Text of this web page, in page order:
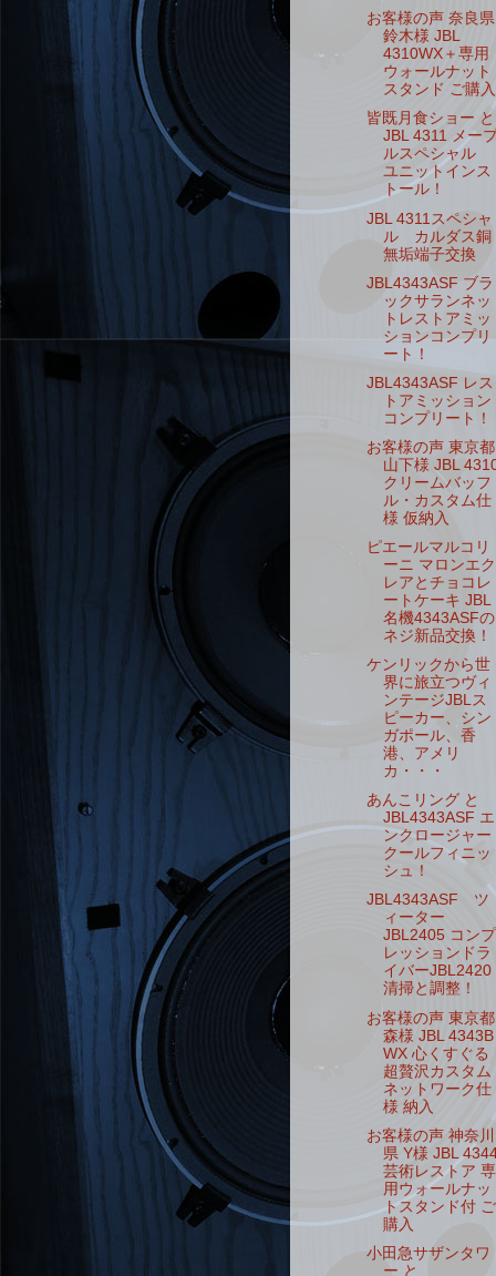
お客様の声 奈良県
鈴木様 JBL
4310WX＋専用
ウォールナット
スタンド ご購入
皆既月食ショー と
JBL 4311 メー
ルスペシャル
ユニットインス
トール！
JBL 4311スペシャ
ル カルダス銅
無垢端子交換
JBL4343ASF ブラ
ックサランネッ
トレストアミッ
ションコンプリ
ート！
JBL4343ASF レス
トアミッション
コンプリート！
お客様の声 東京都
山下様 JBL
クリームバッフ
ル・カスタム仕
様 仮納入
ピエールマルコリ
ーニ マロンエク
レアとチョコレ
ートケーキ JBL
名機4343ASFの
ネジ新品交換！
ケンリックから世
界に旅立つヴィ
ンテージJBLス
ピーカー、シン
ガポール、香
港、アメリ
カ・・・
あんこリング と
JBL4343ASF エ
ンクロージャー
クールフィニッ
シュ！
JBL4343ASF ツ
ィーター
JBL2405 コンプ
レッションドラ
イバーJBL2420
清掃と調整！
お客様の声 東京都
森様 JBL 4343B
WX 心くすぐる
超贅沢カスタム
ネットワーク仕
様 納入
お客様の声 神奈川
県 Y様 JBL
芸術レストア 専
用ウォールナッ
トスタンド付 ご
購入
小田急サザンタワ
ー と